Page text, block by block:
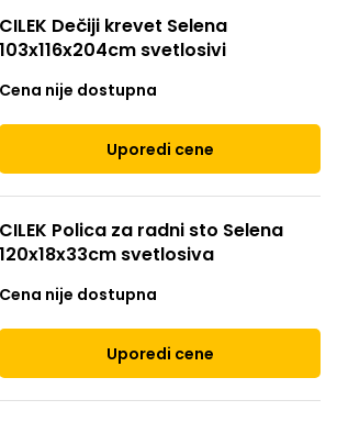
CILEK Dečiji krevet Selena
103x116x204cm svetlosivi
Cena nije dostupna
Uporedi cene
CILEK Polica za radni sto Selena
120x18x33cm svetlosiva
Cena nije dostupna
Uporedi cene